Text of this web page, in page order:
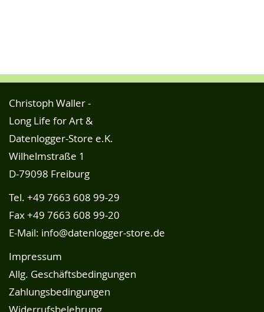
Christoph Waller -
Long Life for Art &
Datenlogger-Store e.K.
Wilhelmstraße 1
D-79098 Freiburg
Tel. +49 7663 608 99-29
Fax +49 7663 608 99-20
E-Mail: info@datenlogger-store.de
Impressum
Allg. Geschäftsbedingungen
Zahlungsbedingungen